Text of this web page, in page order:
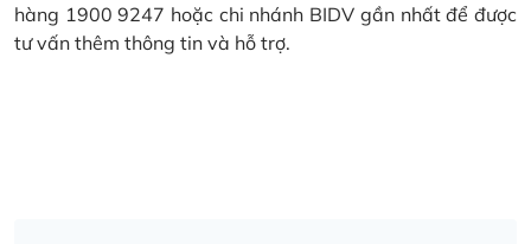
hàng 1900 9247 hoặc chi nhánh BIDV gần nhất để được
tư vấn thêm thông tin và hỗ trợ.